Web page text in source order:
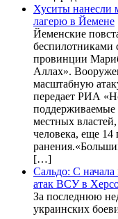
Хуситы нанесли
лагерю в Йемене
Йеменские
беспилотниками
провинции
Аллах».
масштабную
передает РИА
местных
человека, еще
[…]
Сальдо: С начала
атак ВСУ в
За последнюю
украинских